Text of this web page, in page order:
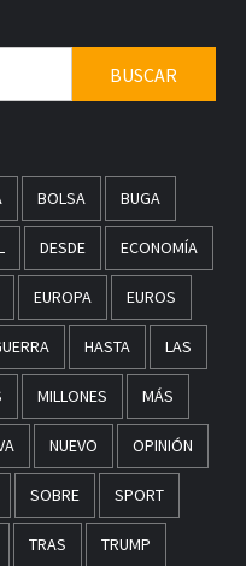
BOLSA BUGA
DESDE ECONOMÍA
EUROPA EUROS
HASTA LAS
MILLONES MÁS
NUEVO OPINIÓN
SOBRE SPORT
TRAS TRUMP